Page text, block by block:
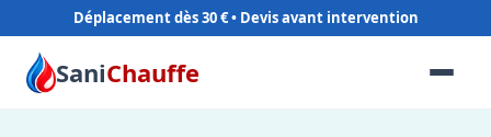
Déplacement dès 30 €
SaniChauffe